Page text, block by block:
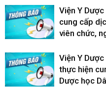
Viện Y
cung cấp
viên chức,
Viện Y
thực hiện
Dược học